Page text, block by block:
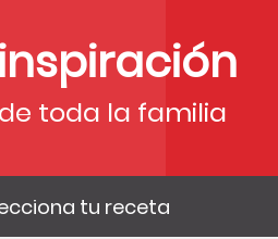
toda la familia
tu receta